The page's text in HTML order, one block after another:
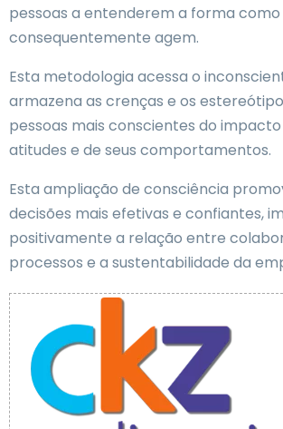
pessoas a entenderem a forma como
consequentemente agem.
Esta metodologia acessa o
armazena as crenças e os
pessoas mais conscientes do impacto
atitudes e de seus comportamentos.
Esta ampliação de consciência
decisões mais efetivas e confiantes,
positivamente a relação entre
processos e a sustentabilidade da